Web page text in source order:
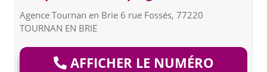
Agence Tournan en Brie 6 rue Fossés, 77220
TOURNAN EN BRIE
AFFICHER LE NUMÉRO